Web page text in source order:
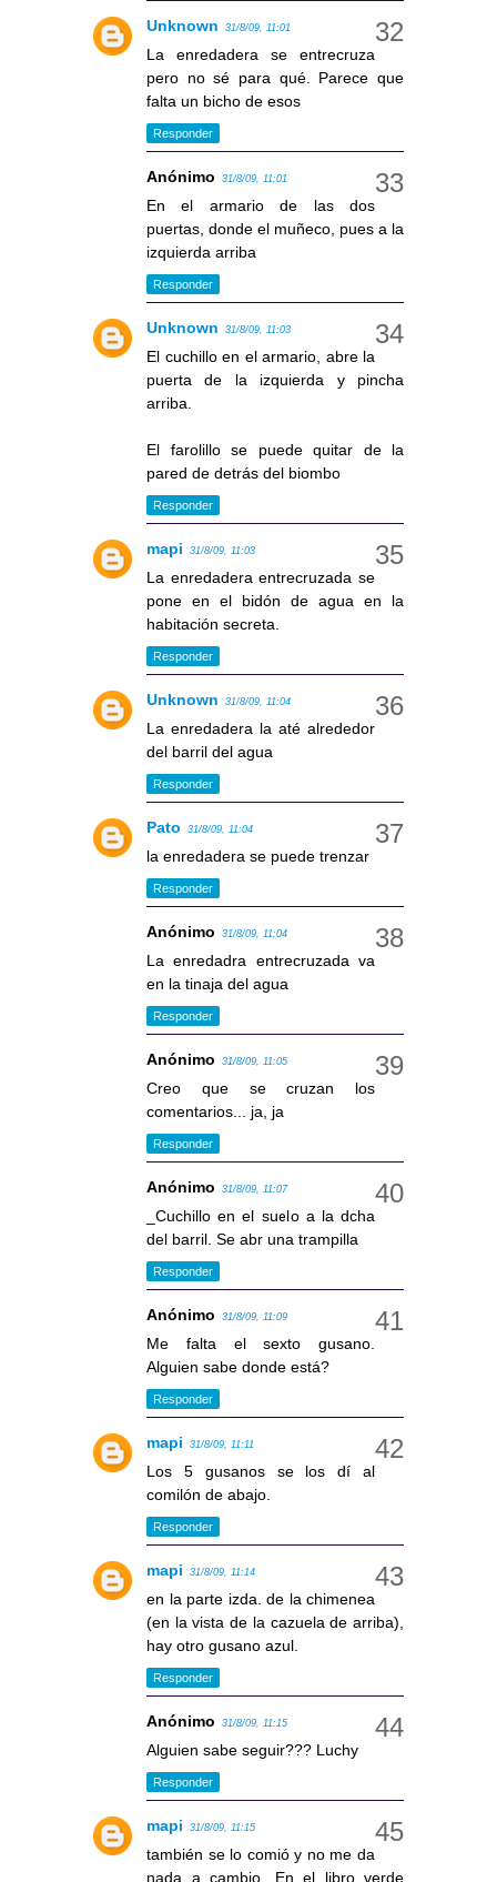
Unknown 31/8/09, 11:01
La enredadera se entrecruza
pero no sé para qué. Parece que
falta un bicho de esos
Responder
Anónimo 31/8/09, 11:01
En el armario de las dos
puertas, donde el muñeco, pues a la
izquierda arriba
Responder
Unknown 31/8/09, 11:03
El cuchillo en el armario, abre la
puerta de la izquierda y pincha
arriba.
El farolillo se puede quitar de la
pared de detrás del biombo
Responder
mapi 31/8/09, 11:03
La enredadera entrecruzada se
pone en el bidón de agua en la
habitación secreta.
Responder
Unknown 31/8/09, 11:04
La enredadera la até alrededor
del barril del agua
Responder
Pato 31/8/09, 11:04
la enredadera se puede trenzar
Responder
Anónimo 31/8/09, 11:04
La enredadra entrecruzada va
en la tinaja del agua
Responder
Anónimo 31/8/09, 11:05
Creo que se cruzan los
comentarios... ja, ja
Responder
Anónimo 31/8/09, 11:07
_Cuchillo en el suelo a la dcha
del barril. Se abr una trampilla
Responder
Anónimo 31/8/09, 11:09
Me falta el sexto gusano.
Alguien sabe donde está?
Responder
mapi 31/8/09, 11:11
Los 5 gusanos se los dí al
comilón de abajo.
Responder
mapi 31/8/09, 11:14
en la parte izda. de la chimenea
(en la vista de la cazuela de arriba),
hay otro gusano azul.
Responder
Anónimo 31/8/09, 11:15
Alguien sabe seguir??? Luchy
Responder
mapi 31/8/09, 11:15
también se lo comió y no me da
nada a cambio. En el libro verde